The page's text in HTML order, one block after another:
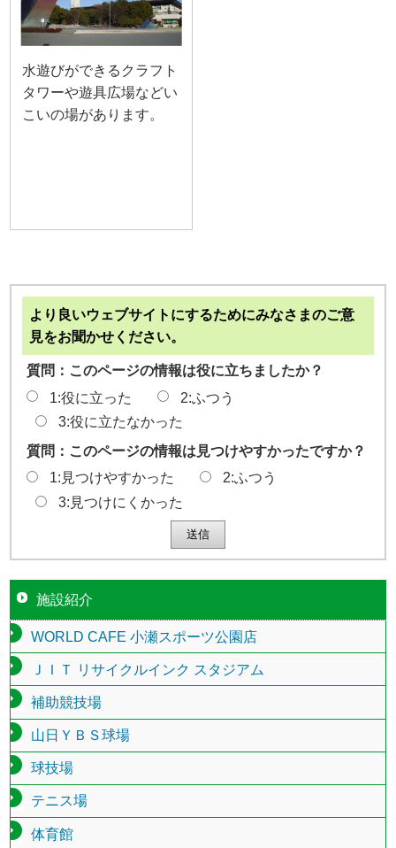
水遊びができるクラフト
タワーや遊具広場などい
こいの場があります。
より良いウェブサイトにするためにみなさまのご意
見をお聞かせください。
質問：このページの情報は役に立ちましたか？
1:役に立った
2:ふつう
3:役に立たなかった
質問：このページの情報は見つけやすかったですか？
1:見つけやすかった
2:ふつう
3:見つけにくかった
施設紹介
WORLD CAFE 小瀬スポーツ公園店
ＪＩＴ リサイクルインク スタジアム
補助競技場
山日ＹＢＳ球場
球技場
テニス場
体育館